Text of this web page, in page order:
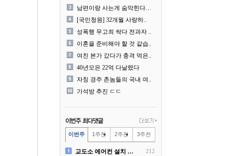
남편이랑 사는게 숨막힌다는 ..
[국민청원] 32개월 사랑하..
성폭행 무고죄 싹다 전과자 ..
이혼을 준비해야 할 것 같습..
여친 본가 갔다가 충격 먹은..
40년모은 22억 다날렸다
자칭 경주 촌놈들의 국내 여..
가석방 추진 ㄷㄷ
이번주 1주전 2주전 3주전
교도소 에어컨 설치 논란.... 212